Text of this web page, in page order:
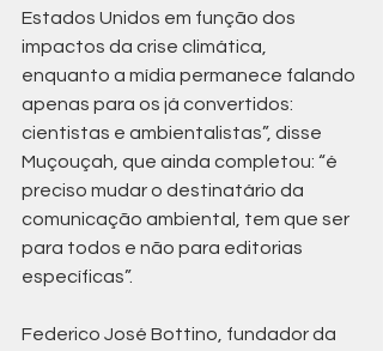
Estados Unidos em função dos
impactos da crise climática,
enquanto a mídia permanece falando
apenas para os já convertidos:
cientistas e ambientalistas”, disse
Muçouçah, que ainda completou: “é
preciso mudar o destinatário da
comunicação ambiental, tem que ser
para todos e não para editorias
específicas”.
Federico José Bottino, fundador da